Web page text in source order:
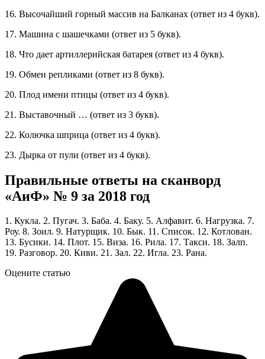
16. Высочайший горный массив на Балканах (ответ из 4 букв).
17. Машина с шашечками (ответ из 5 букв).
18. Что дает артиллерийская батарея (ответ из 4 букв).
19. Обмен репликами (ответ из 8 букв).
20. Плод имени птицы (ответ из 4 букв).
21. Выставочный … (ответ из 3 букв).
22. Колючка шприца (ответ из 4 букв).
23. Дырка от пули (ответ из 4 букв).
Правильные ответы на сканворд
«АиФ» № 9 за 2018 год
1. Кукла. 2. Пугач. 3. Баба. 4. Баку. 5. Алфавит. 6. Нагрузка. 7.
Роу. 8. Зоил. 9. Натурщик. 10. Бык. 11. Список. 12. Котлован.
13. Бусики. 14. Плот. 15. Виза. 16. Рила. 17. Такси. 18. Залп.
19. Разговор. 20. Киви. 21. Зал. 22. Игла. 23. Рана.
Оцените статью